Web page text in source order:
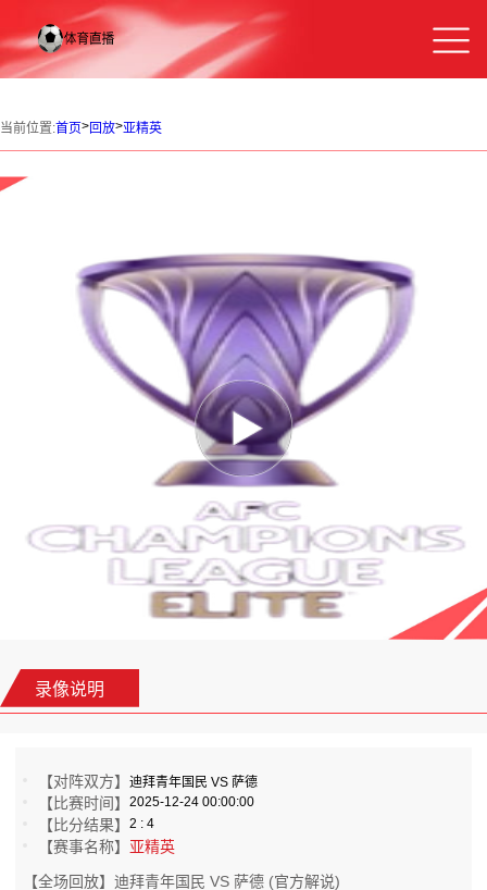
当前位置:首页>回放>亚精英
录像说明
【对阵双方】迪拜青年国民 VS 萨德
【比赛时间】2025-12-24 00:00:00
【比分结果】2 : 4
【赛事名称】 亚精英
【全场回放】迪拜青年国民 VS 萨德 (官方解说)